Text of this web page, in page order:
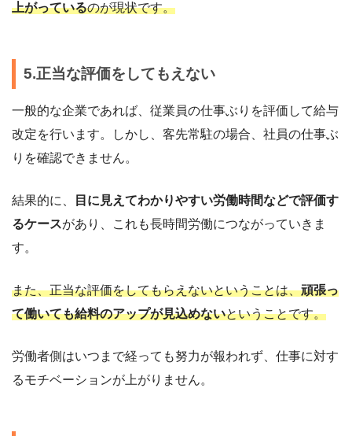
上がっているのが現状です。
5.正当な評価をしてもえない
一般的な企業であれば、従業員の仕事ぶりを評価して給与
改定を行います。しかし、客先常駐の場合、社員の仕事ぶ
りを確認できません。
結果的に、
目に見えてわかりやすい労働時間などで評価す
るケースがあり、これも長時間労働につながっていきま
す。
また、正当な評価をしてもらえないということは、頑張っ
て働いても給料のアップが見込めないということです。
労働者側はいつまで経っても努力が報われず、仕事に対す
るモチベーションが上がりません。